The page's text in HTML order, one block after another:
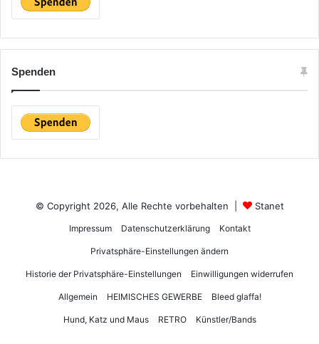
Spenden
© Copyright 2026, Alle Rechte vorbehalten | Stanet
Impressum Datenschutzerklärung Kontakt
Privatsphäre-Einstellungen ändern
Historie der Privatsphäre-Einstellungen Einwilligungen widerrufen
Allgemein HEIMISCHES GEWERBE Bleed glaffa!
Hund, Katz und Maus RETRO Künstler/Bands